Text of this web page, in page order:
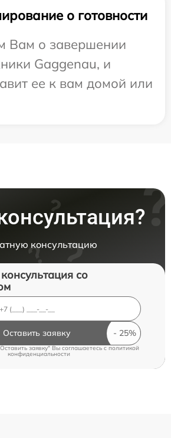
о готовности
Вам о завершении
Gaggenau, и
ее к вам домой или
консультацию
со
Оставить заявку
заявку" Вы соглашаетесь cполитикой
конфиденциальности